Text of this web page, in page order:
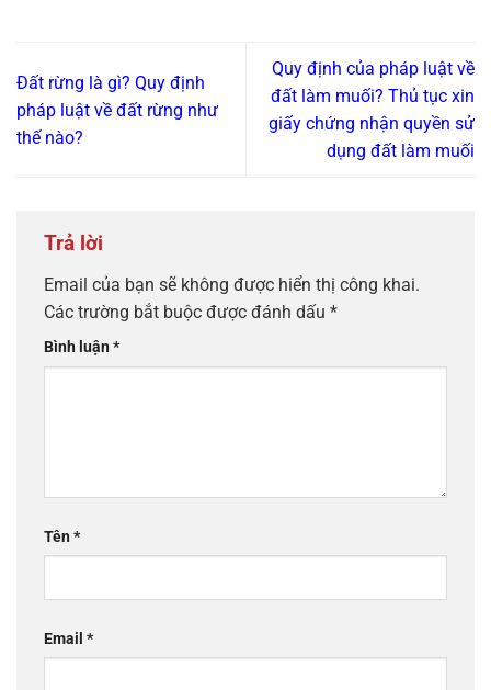
Đất rừng là gì? Quy định
pháp luật về đất rừng như
thế nào?
Quy định của pháp luật về
đất làm muối? Thủ tục xin
giấy chứng nhận quyền sử
dụng đất làm muối
Trả lời
Email của bạn sẽ không được hiển thị công khai.
Các trường bắt buộc được đánh dấu *
Bình luận*
Tên*
Email *